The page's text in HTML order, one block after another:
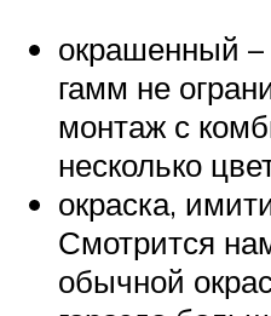
окрашенный
гамм не
монтаж с
несколько
окраска,
Смотрится
обычной